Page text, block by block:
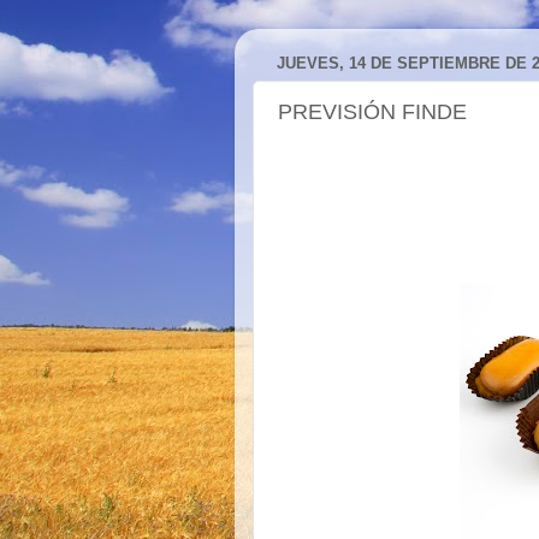
JUEVES, 14 DE SEPTIEMBRE DE
PREVISIÓN FINDE